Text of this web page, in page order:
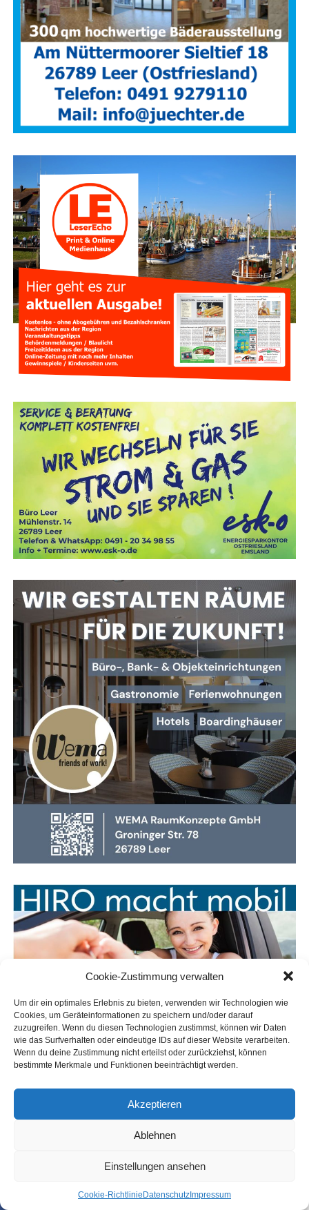
Cookie-Zustimmung verwalten
Um dir ein optimales Erlebnis zu bieten, verwenden wir Technologien wie
Cookies, um Geräteinformationen zu speichern und/oder darauf
zuzugreifen. Wenn du diesen Technologien zustimmst, können wir Daten
wie das Surfverhalten oder eindeutige IDs auf dieser Website verarbeiten.
Wenn du deine Zustimmung nicht erteilst oder zurückziehst, können
bestimmte Merkmale und Funktionen beeinträchtigt werden.
Akzeptieren
Ablehnen
Einstellungen ansehen
Coo­kie-Richt­li­nie Daten­schutz Impres­sum
SHARE TWEET
niert wer­den – unter rea­lis­ti­schen Bedingungen.
Neue Her­aus­for­de­run­gen für
Atemschutzgeräteträger
Vie­les hat sich für Feu­er­wehr­leu­te im Atem­schutz­ein­satz
ver­än­dert. Moder­ne Ein­satz­klei­dung schützt deut­lich bes­
Sicher­heit. Denn die Beklei­dung hält zwar gro­ße Hit­ze
zunächst ab – dringt die­se aber durch, kann es für den
Trä­ger lebens­ge­fähr­lich wer­den. Des­halb ist es wich­tig,
dass Feu­er­wehr­leu­te die Gren­zen ihrer Schutz­aus­rüs­tung
in einem siche­ren Umfeld kennenlernen.
Hin­zu kommt: Durch moder­ne Bau­wei­sen und Mate­ria­li­en
hat sich das Brand­ver­hal­ten ver­än­dert. Brän­de ent­wi­ckeln
sich heu­te oft schwe­lend, pro­du­zie­ren gif­ti­ge Gase und
kön­nen beim Öff­nen von Türen explo­si­ons­ar­tig durch­zün­
den. Sol­che Sze­na­ri­en stel­len höchs­te Anfor­de­run­gen an
Tak­tik, Team­ar­beit und das rich­ti­ge Vorgehen.
mehr lesen — Hier klicken
Anzeige